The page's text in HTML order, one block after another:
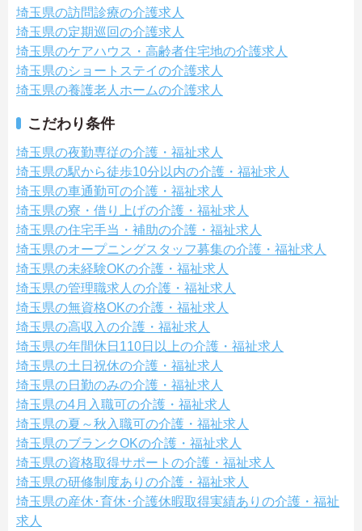
埼玉県の訪問診療の介護求人
埼玉県の定期巡回の介護求人
埼玉県のケアハウス・高齢者住宅地の介護求人
埼玉県のショートステイの介護求人
埼玉県の養護老人ホームの介護求人
こだわり条件
埼玉県の夜勤専従の介護・福祉求人
埼玉県の駅から徒歩10分以内の介護・福祉求人
埼玉県の車通勤可の介護・福祉求人
埼玉県の寮・借り上げの介護・福祉求人
埼玉県の住宅手当・補助の介護・福祉求人
埼玉県のオープニングスタッフ募集の介護・福祉求人
埼玉県の未経験OKの介護・福祉求人
埼玉県の管理職求人の介護・福祉求人
埼玉県の無資格OKの介護・福祉求人
埼玉県の高収入の介護・福祉求人
埼玉県の年間休日110日以上の介護・福祉求人
埼玉県の土日祝休の介護・福祉求人
埼玉県の日勤のみの介護・福祉求人
埼玉県の4月入職可の介護・福祉求人
埼玉県の夏～秋入職可の介護・福祉求人
埼玉県のブランクOKの介護・福祉求人
埼玉県の資格取得サポートの介護・福祉求人
埼玉県の研修制度ありの介護・福祉求人
埼玉県の産休･育休･介護休暇取得実績ありの介護・福祉
求人